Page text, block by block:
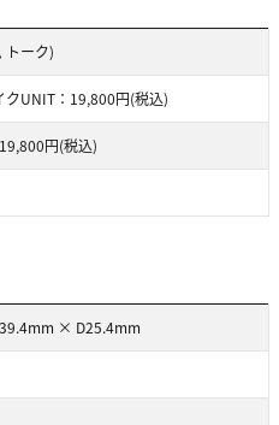
トーク)
クUNIT：19,800円(税込)
円(税込)
× D25.4mm